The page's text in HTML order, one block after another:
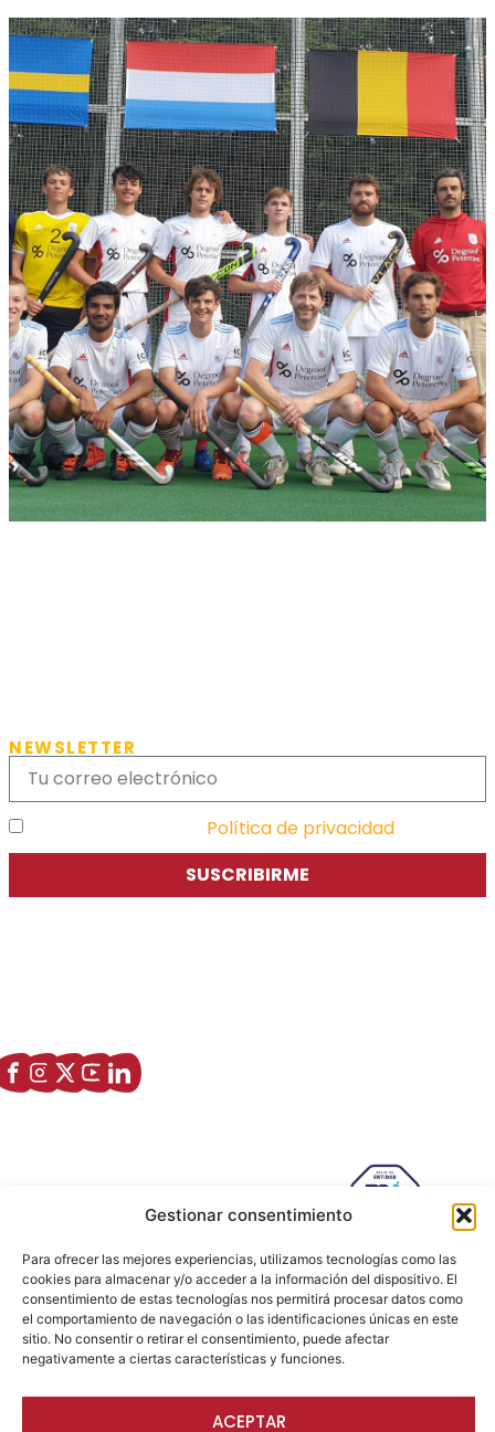
Gestionar consentimiento
Para ofrecer las mejores experiencias, utilizamos tecnologías como las
cookies para almacenar y/o acceder a la información del dispositivo. El
consentimiento de estas tecnologías nos permitirá procesar datos como
el comportamiento de navegación o las identificaciones únicas en este
sitio. No consentir o retirar el consentimiento, puede afectar
negativamente a ciertas características y funciones.
ACEPTAR
NEWSLETTER
Política de privacidad
SUSCRIBIRME
633 26 72 64
info@ajezaragoza.com
Aviso legal|Política de privacidad|Política de cookies
© 2026 AJE Zaragoza.